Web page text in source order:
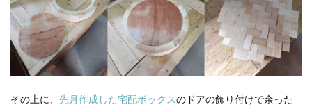
その上に、 先月作成した宅配ボックスのドアの飾り付けで余った